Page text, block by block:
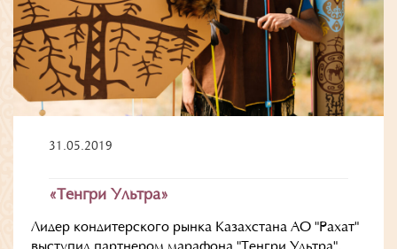
31.05.2019
«Тенгри Ультра»
Лидер кондитерского рынка Казахстана АО "Рахат"